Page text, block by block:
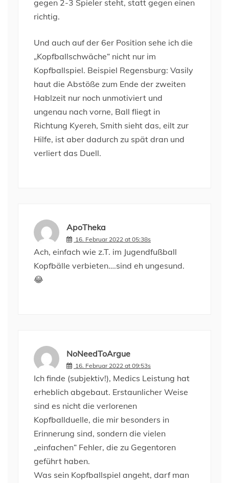
gegen 2-3 Spieler steht, statt gegen einen
richtig.
Und auch auf der 6er Position sehe ich die
„Kopfballschwäche“ nicht nur im
Kopfballspiel. Beispiel Regensburg: Vasily
haut die Abstöße zum Ende der zweiten
Hablzeit nur noch unmotiviert und
ungenau nach vorne, Ball fliegt in
Richtung Kyereh, Smith sieht das, eilt zur
Hilfe, ist aber dadurch zu spät dran und
verliert das Duell.
ApoTheka
16. Februar 2022 at 05:38s
Ach, einfach wie z.T. im Jugendfußball
Kopfbälle verbieten….sind eh ungesund.
😂
NoNeedToArgue
16. Februar 2022 at 09:53s
Ich finde (subjektiv!), Medics Leistung hat
erheblich abgebaut. Erstaunlicher Weise
sind es nicht die verlorenen
Kopfballduelle, die mir besonders in
Erinnerung sind, sondern die vielen
„einfachen“ Fehler, die zu Gegentoren
geführt haben.
Was sein Kopfballspiel angeht, darf man